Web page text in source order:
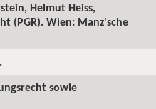
Helmut Heiss,
(PGR). Wien: Manz'sche
sowie